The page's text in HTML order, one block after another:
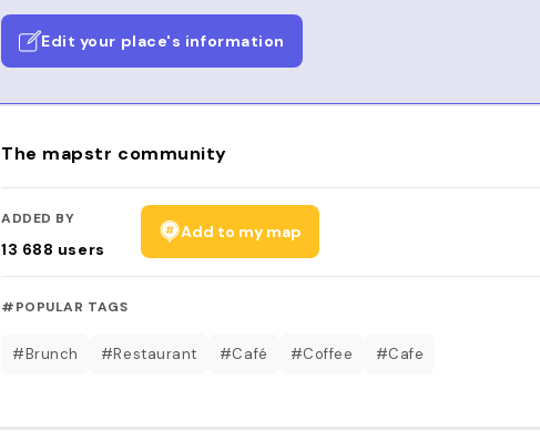
Edit your place's information
The mapstr community
ADDED BY
13 688 users
Add to my map
#POPULAR TAGS
#Brunch #Restaurant #Café #Coffee #Cafe